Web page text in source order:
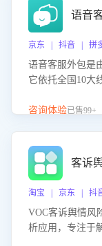
语音
京东 | 抖音 | 拼
语音客服外包是
它依托全国10大
客服团队和智能
咨询体验已售99+
客诉
淘宝 | 京东 | 抖
VOC客诉舆情风
析应用，专注于